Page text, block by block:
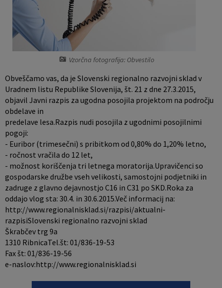
Vzorčna fotografija: Obvestilo
Obveščamo vas, da je Slovenski regionalno razvojni sklad v
Uradnem listu Republike Slovenija, št. 21 z dne 27.3.2015,
objavil Javni razpis za ugodna posojila projektom na področju
obdelave in
predelave lesa.Razpis nudi posojila z ugodnimi posojilnimi
pogoji:
- Euribor (trimesečni) s pribitkom od 0,80% do 1,20% letno,
- ročnost vračila do 12 let,
- možnost koriščenja tri letnega moratorija.Upravičenci so
gospodarske družbe vseh velikosti, samostojni podjetniki in
zadruge z glavno dejavnostjo C16 in C31 po SKD.Roka za
oddajo vlog sta: 30.4. in 30.6.2015.Več informacij na:
http://www.regionalnisklad.si/razpisi/aktualni-
razpisiSlovenski regionalno razvojni sklad
Škrabčev trg 9a
1310 RibnicaTel.št: 01/836-19-53
Fax št: 01/836-19-56
e-naslov:http://www.regionalnisklad.si
Luka iz Dobrepolja
Splošni in posamični akti
Prostorski akti
Dokumenti Občine
Občinsko glasilo
Lokalne volitve
Promocijski video
Prostorske fotografije